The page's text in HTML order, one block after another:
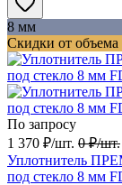
8 мм
Скидки от объема
По запросу
1 370 ₽/шт. 0 ₽/шт.
Уплотнитель
под стекло 8 мм